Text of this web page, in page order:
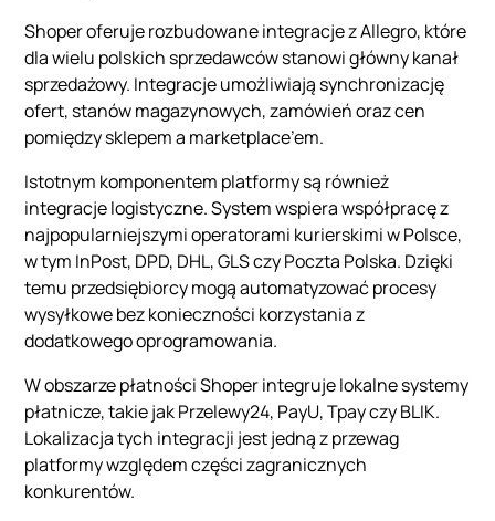
Shoper oferuje rozbudowane integracje z Allegro, które
dla wielu polskich sprzedawców stanowi główny kanał
sprzedażowy. Integracje umożliwiają synchronizację
ofert, stanów magazynowych, zamówień oraz cen
pomiędzy sklepem a marketplace’em.
Istotnym komponentem platformy są również
integracje logistyczne. System wspiera współpracę z
najpopularniejszymi operatorami kurierskimi w Polsce,
w tym InPost, DPD, DHL, GLS czy Poczta Polska. Dzięki
temu przedsiębiorcy mogą automatyzować procesy
wysyłkowe bez konieczności korzystania z
dodatkowego oprogramowania.
W obszarze płatności Shoper integruje lokalne systemy
płatnicze, takie jak Przelewy24, PayU, Tpay czy BLIK.
Lokalizacja tych integracji jest jedną z przewag
platformy względem części zagranicznych
konkurentów.